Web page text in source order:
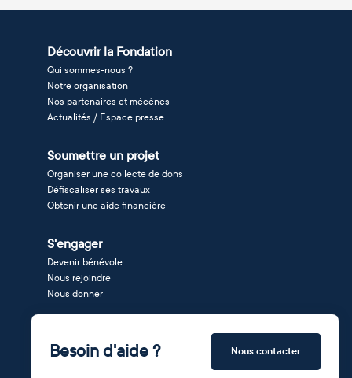
Découvrir la Fondation
Qui sommes-nous ?
Notre organisation
Nos partenaires et mécènes
Actualités / Espace presse
Soumettre un projet
Organiser une collecte de dons
Défiscaliser ses travaux
Obtenir une aide financière
S'engager
Devenir bénévole
Nous rejoindre
Nous donner
Besoin d'aide ? Nous contacter